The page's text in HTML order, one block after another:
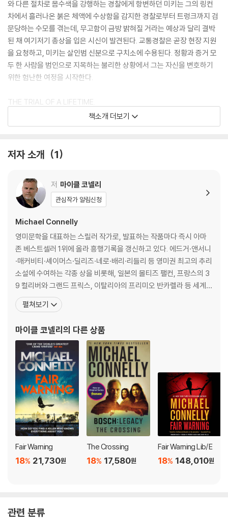
와 다른 절차로 몸수색을 강행하는 경찰에게 항변하던 미키는 그의 링컨
차에서 흘러나온 붉은 체액에 수상함을 감지한 경찰로부터 트렁크까지 검
문당하는 수모를 겪는데, 무고함이 금방 밝혀질 거라는 예상과 달리 결박
된 채 여기저기 총상을 입은 시신이 발견된다. 교통경찰은 곧장 현장 지원
을 요청하고, 미키는 살인범 신분으로 구치소에 수용된다. 정황과 증거 모
두 한 사람을 범인으로 지목하는 불리한 상황에서 그는 자신을 변호하기
위한 험난한 여정을 시작한다.
THE TRIAL OF A LIFETIME.
BUT WILL IT BE HIS LAST?'This is Connelly on top form . . . A te
rrific thriller' Mail on Sunday
s
Heading home after winning his latest case, defense attorney
e. They open the trunk of his car to find the body of a former c
lient.
Haller knows the law inside out. He will be charged with murde
r. He will have to build his case from behind bars. And the trial
will be the trial of his life.
Because Mickey Haller will defend himself in court.
With watertight evidence stacked against him, Haller will need
every trick in the book to prove he was framed.
But a not-guilty verdict isn't enough. In order to truly walk fre
e, Haller knows he must find the real killer - that is the law of in
nocence...
* * * * *
'Pick up this gripping book at your peril, especially if you have
other things to do like working or sleeping.' Express
* * * * *
책소개 더보기
저자 소개 1
저 마이클 코넬리
관심작가 알림신청
Michael Connelly
영미문학을 대표하는 스릴러 작가로, 발표하는 작품마다 즉시 아마
존 베스트셀러 1위에 올라 흥행기록을 갱신하고 있다. 에드거·앤서니
·매커비티·셰이머스·딜리즈·네로·배리·리들리 등 영미권 최고의 추리
소설에 수여하는 각종 상을 비롯해, 일본의 몰티즈 팰컨, 프랑스의 3
9 컬리버와 그랜드 프릭스, 이탈리아의 프리미오 반카렐라 등 세계
유수의 상을 석권할 정도로 그 작품성도 인정받았다. 1956년 미국 필
라델피아에서 태어나 플로리다 대학교에서 저널리즘을 전공했으며,
부터는 [포트로더데일 뉴스]와 [썬-센티넬]로
펼쳐보기
마이클 코넬리 의 다른 상품
Fair Warning
21,730원
18%
The Crossing
17,580원
18%
Fair Warning Lib/E
148,010원
18%
관련 분류